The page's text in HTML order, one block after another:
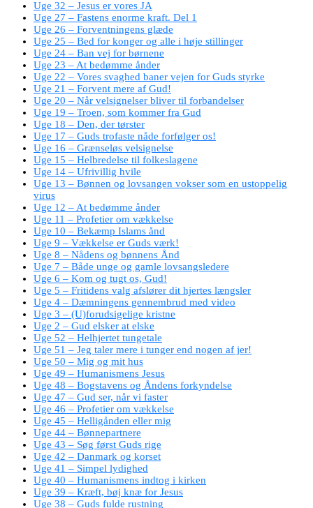
Uge 32 – Jesus er vores JA
Uge 27 – Fastens enorme kraft. Del 1
Uge 26 – Forventningens glæde
Uge 25 – Bed for konger og alle i høje stillinger
Uge 24 – Ban vej for børnene
Uge 23 – At bedømme ånder
Uge 22 – Vores svaghed baner vejen for Guds styrke
Uge 21 – Forvent mere af Gud!
Uge 20 – Når velsignelser bliver til forbandelser
Uge 19 – Troen, som kommer fra Gud
Uge 18 – Den, der tørster
Uge 17 – Guds trofaste nåde forfølger os!
Uge 16 – Grænseløs velsignelse
Uge 15 – Helbredelse til folkeslagene
Uge 14 – Ufrivillig hvile
Uge 13 – Bønnen og lovsangen vokser som en ustoppelig
virus
Uge 12 – At bedømme ånder
Uge 11 – Profetier om vækkelse
Uge 10 – Bekæmp Islams ånd
Uge 9 – Vækkelse er Guds værk!
Uge 8 – Nådens og bønnens Ånd
Uge 7 – Både unge og gamle lovsangsledere
Uge 6 – Kom og tugt os, Gud!
Uge 5 – Fritidens valg afslører dit hjertes længsler
Uge 4 – Dæmningens gennembrud med video
Uge 3 – (U)forudsigelige kristne
Uge 2 – Gud elsker at elske
Uge 52 – Helhjertet tungetale
Uge 51 – Jeg taler mere i tunger end nogen af jer!
Uge 50 – Mig og mit hus
Uge 49 – Humanismens Jesus
Uge 48 – Bogstavens og Åndens forkyndelse
Uge 47 – Gud ser, når vi faster
Uge 46 – Profetier om vækkelse
Uge 45 – Helligånden eller mig
Uge 44 – Bønnepartnere
Uge 43 – Søg først Guds rige
Uge 42 – Danmark og korset
Uge 41 – Simpel lydighed
Uge 40 – Humanismens indtog i kirken
Uge 39 – Kræft, bøj knæ for Jesus
Uge 38 – Guds fulde rustning